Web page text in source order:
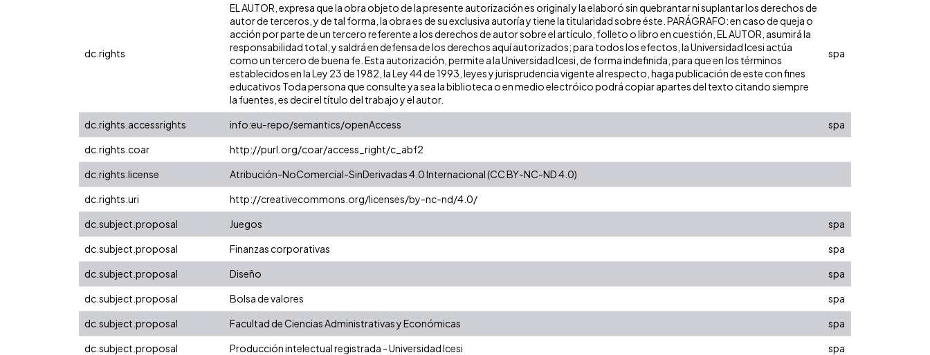
dc.rights
EL AUTOR, expresa que la obra objeto de la presente autorización es original y la elaboró sin quebrantar ni suplantar los derechos de
autor de terceros, y de tal forma, la obra es de su exclusiva autoría y tiene la titularidad sobre éste. PARÁGRAFO: en caso de queja o
acción por parte de un tercero referente a los derechos de autor sobre el artículo, folleto o libro en cuestión, EL AUTOR, asumirá la
responsabilidad total, y saldrá en defensa de los derechos aquí autorizados; para todos los efectos, la Universidad Icesi actúa
como un tercero de buena fe. Esta autorización, permite a la Universidad Icesi, de forma indefinida, para que en los términos
establecidos en la Ley 23 de 1982, la Ley 44 de 1993, leyes y jurisprudencia vigente al respecto, haga publicación de este con fines
educativos Toda persona que consulte ya sea la biblioteca o en medio electróico podrá copiar apartes del texto citando siempre
la fuentes, es decir el título del trabajo y el autor.
spa
dc.rights.accessrights info:eu-repo/semantics/openAccess
spa
dc.rights.coar
http://purl.org/coar/access_right/c_abf2
dc.rights.license
Atribución-NoComercial-SinDerivadas 4.0 Internacional (CC BY-NC-ND 4.0)
dc.rights.uri
http://creativecommons.org/licenses/by-nc-nd/4.0/
dc.subject.proposal
Juegos
spa
dc.subject.proposal
Finanzas corporativas
spa
dc.subject.proposal
Diseño
spa
dc.subject.proposal
Bolsa de valores
spa
dc.subject.proposal
Facultad de Ciencias Administrativas y Económicas
spa
dc.subject.proposal
Producción intelectual registrada - Universidad Icesi
spa